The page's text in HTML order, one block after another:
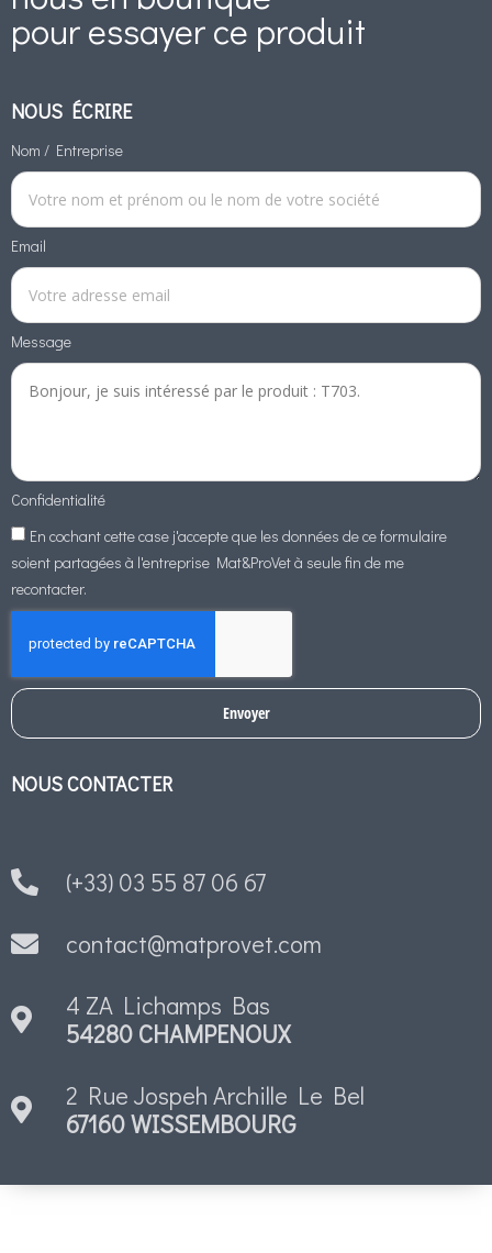
pour essayer ce produit
NOUS ÉCRIRE
Nom / Entreprise
Email
Message
Confidentialité
En cochant cette case j'accepte que les données de ce formulaire
soient partagées à l'entreprise Mat&ProVet à seule fin de me
recontacter.
Envoyer
NOUS CONTACTER
(+33) 03 55 87 06 67
contact@matprovet.com
4 ZA Lichamps Bas
54280 CHAMPENOUX
2 Rue Jospeh Archille Le Bel
67160 WISSEMBOURG